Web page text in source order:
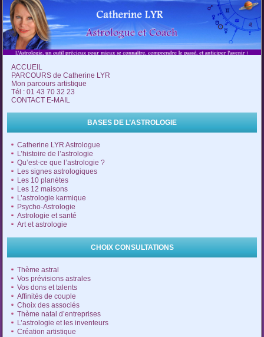
ACCUEIL
PARCOURS de Catherine LYR
Mon parcours artistique
Tél : 01 43 70 32 23
CONTACT E-MAIL
BASES DE L’ASTROLOGIE
Catherine LYR Astrologue
L’histoire de l’astrologie
Qu’est-ce que l’astrologie ?
Les signes astrologiques
Les 10 planètes
Les 12 maisons
L’astrologie karmique
Psycho-Astrologie
Astrologie et santé
Art et astrologie
CHOIX CONSULTATIONS
Thème astral
Vos prévisions astrales
Vos dons et talents
Affinités de couple
Choix des associés
Thème natal d’entreprises
L’astrologie et les inventeurs
Création artistique